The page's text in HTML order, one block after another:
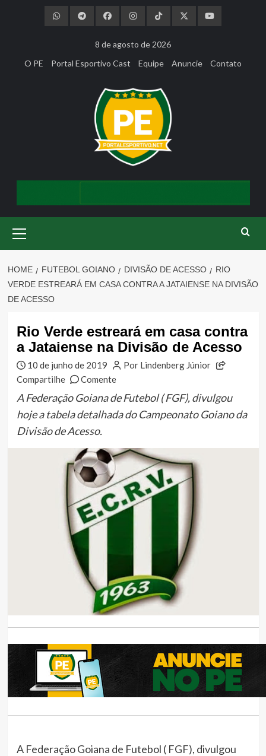
8 de agosto de 2026
O PE
Portal Esportivo Cast Equipe Anuncie Contato
Menu
HOME FUTEBOL GOIANO DIVISÃO DE ACESSO
RIO
VERDE ESTREARÁ EM CASA CONTRA A JATAIENSE NA DIVISÃO
DE ACESSO
Rio Verde estreará em casa contra
a Jataiense na Divisão de Acesso
10 de junho de 2019
Por Lindenberg Júnior
Compartilhe
Comente
A Federação Goiana de Futebol ( FGF), divulgou
hoje a tabela detalhada do Campeonato Goiano da
Divisão de Acesso.
A Federação Goiana de Futebol ( FGF), divulgou